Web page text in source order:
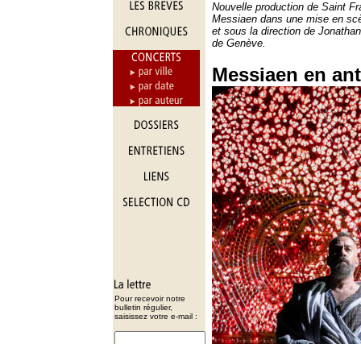
Pour recevoir notre
bulletin régulier,
saisissez votre e-mail :
Nouvelle production de Saint
Messiaen dans une mise en
et sous la direction de
de Genève.
Messiaen en